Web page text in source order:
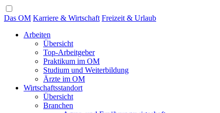
Das OM Karriere & Wirtschaft Freizeit & Urlaub
Arbeiten
Übersicht
Top-Arbeitgeber
Praktikum im OM
Studium und Weiterbildung
Ärzte im OM
Wirtschaftsstandort
Übersicht
Branchen